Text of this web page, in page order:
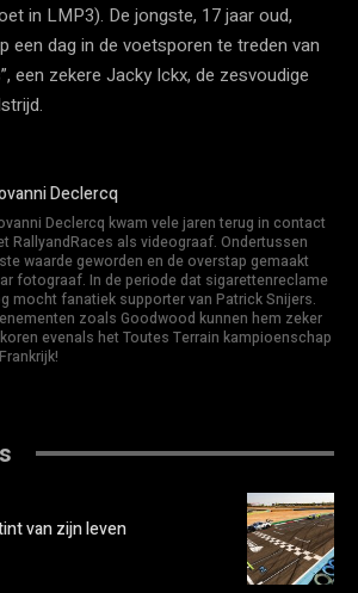
in LMP3). De jongste, 17 jaar oud,
een dag in de voetsporen te treden van
een zekere Jacky Ickx, de zesvoudige
Declercq
Declercq kwam vele jaren terug in contact
RallyandRaces als videograaf. Ondertussen
waarde geworden en de overstap gemaakt
fotograaf. In de periode dat sigarettenreclame
mocht fanatiek supporter van Patrick Snijers.
zoals Goodwood kunnen hem zeker
evenals het Toutes Terrain kampioenschap
van zijn leven